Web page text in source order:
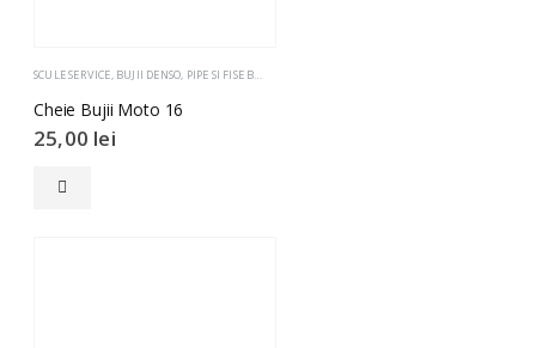
SCULE SERVICE BUJII DENSO PIPE SI FISE BUJII
Cheie Bujii Moto 16
25,00 lei